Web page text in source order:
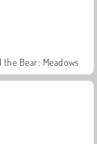
the Bear: Meadows